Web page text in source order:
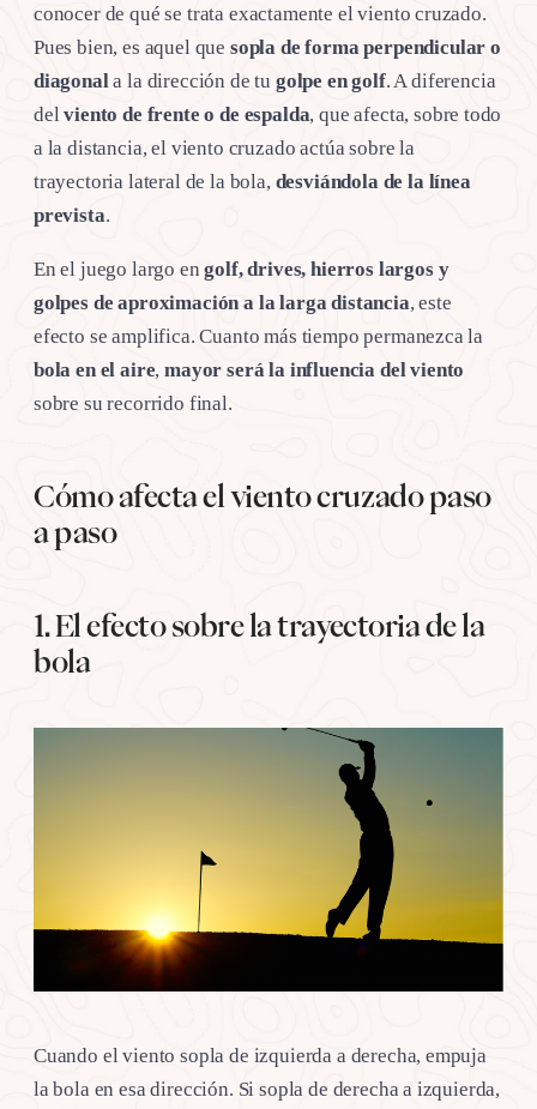
conocer de qué se trata exactamente el viento cruzado.
Pues bien, es aquel que sopla de forma perpendicular o
diagonala la dirección de tu golpe en golf. A diferencia
delviento de frente o de espalda, que afecta, sobre todo
a la distancia, el viento cruzado actúa sobre la
trayectoria lateral de la bola, desviándola de la línea
prevista.
En el juego largo engolf, drives, hierros largos y
golpes de aproximación a la larga distancia, este
efecto se amplifica. Cuanto más tiempo permanezca la
bola en el aire,mayor será la influencia del viento
sobre su recorrido final.
Cómo afecta el viento cruzado paso
a paso
1. El efecto sobre la trayectoria de la
bola
Cuando el viento sopla de izquierda a derecha, empuja
la bola en esa dirección. Si sopla de derecha a izquierda,